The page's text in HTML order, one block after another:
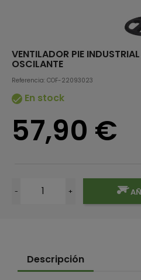
VENTILADOR PIE INDUSTRIAL
OSCILANTE
Referencia: COF-22093023
 En stock
57,90 €
- +
Descripción